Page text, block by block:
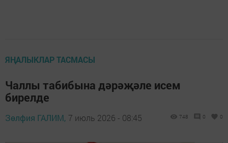
ЯҢАЛЫКЛАР ТАСМАСЫ
Чаллы табибына дәрәҗәле исем
бирелде
Зөлфия ГАЛИМ, 7 июль 2026 - 08:45 748 0 0